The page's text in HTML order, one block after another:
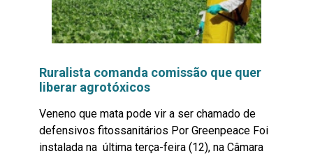
Ruralista comanda comissão que quer
liberar agrotóxicos
Veneno que mata pode vir a ser chamado de
defensivos fitossanitários Por Greenpeace Foi
instalada na última terça-feira (12), na Câmara